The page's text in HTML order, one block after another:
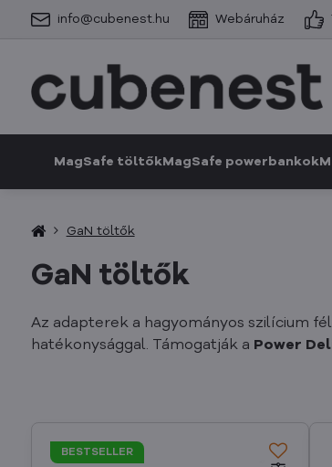
info@cubenest.hu Webáruház
MagSafe töltőkMagSafe powerbankok
GaN töltők
GaN töltők
Az adapterek a hagyományos szilícium
hatékonysággal. Támogatják a Power
BESTSELLER